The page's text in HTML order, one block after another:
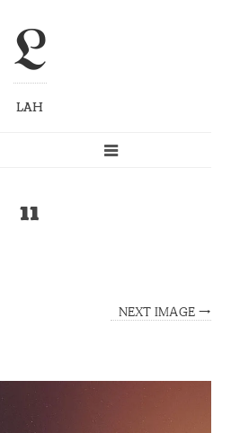
L
LAH
11
NEXT IMAGE →